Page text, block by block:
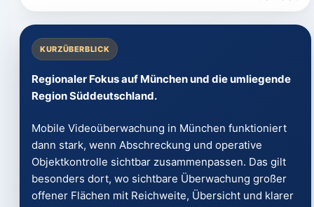
KURZÜBERBLICK
Regionaler Fokus auf München und die umliegende
Region Süddeutschland.
Mobile Videoüberwachung in München funktioniert
dann stark, wenn Abschreckung und operative
Objektkontrolle sichtbar zusammenpassen. Das gilt
besonders dort, wo sichtbare Überwachung großer
offener Flächen mit Reichweite, Übersicht und klarer